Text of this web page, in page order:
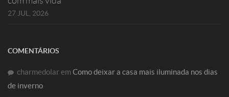
27 JUL, 2026
COMENTÁRIOS
charmedolaremComo deixar a casa mais iluminada nos dias
de inverno